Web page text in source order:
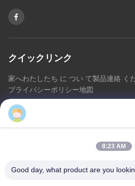
クイックリンク
家へわたしたち に つい て製品連絡 く
プライバシーポリシー地図
連絡 ください
アドレス:: 床8/9の範囲、No2
るA2 ZhongTai情報工業団地
8:23 AM
Good day, what product are you